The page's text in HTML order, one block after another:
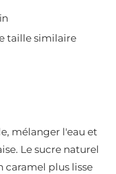
taille similaire
mélanger l'eau et
Le sucre naturel
caramel plus lisse